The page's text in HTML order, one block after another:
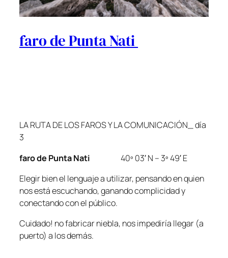
faro de Punta Nati
LA RUTA DE LOS FAROS Y LA COMUNICACIÓN_ día
3
faro de Punta Nati 40º 03′ N – 3º 49′ E
Elegir bien el lenguaje a utilizar, pensando en quien
nos está escuchando, ganando complicidad y
conectando con el público.
Cuidado! no fabricar niebla, nos impediría llegar (a
puerto) a los demás.